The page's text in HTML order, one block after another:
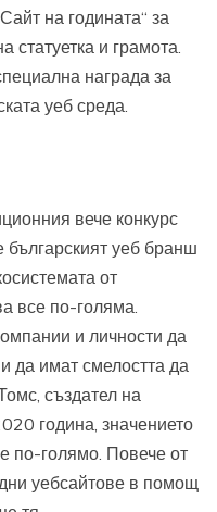
на годината“ за
статуетка и грамота.
награда за
уеб среда.
вече конкурс
българският уеб бранш
от
все по-голяма.
и личности да
да имат смелостта да
създател на
година, значението
по-голямо. Повече от
уебсайтове в помощ